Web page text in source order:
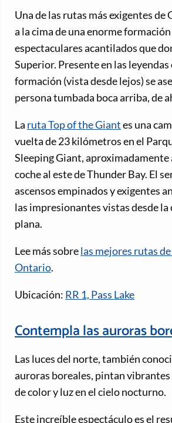
Una de las rutas más exigentes de
a la cima de una enorme
espectaculares acantilados que
Superior. Presente en las
formación (vista desde lejos) se
persona tumbada boca arriba, de
La ruta Top of the Giantes una
vuelta de 23 kilómetros en el
Sleeping Giant, aproximadamente
coche al este de Thunder Bay. El
ascensos empinados y exigentes
las impresionantes vistas desde la
plana.
Lee más sobrelas mejores rutas
Ontario.
Ubicación: RR 1, Pass Lake
Contempla las auroras
Las luces del norte, también
auroras boreales, pintan
de color y luz en el cielo nocturno.
Este increíble espectáculo es el